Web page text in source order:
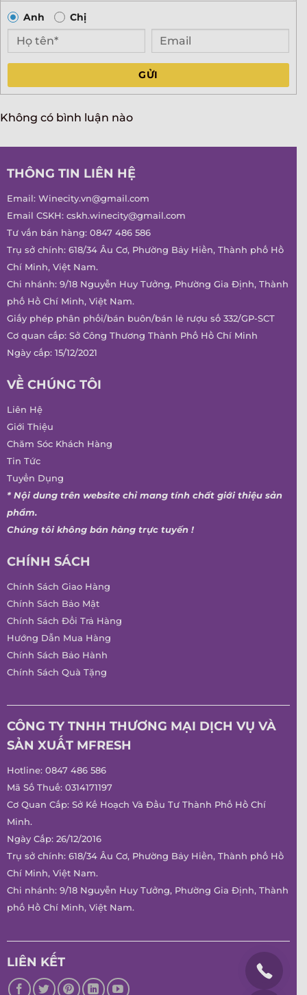
Anh Chị
GỬI
Không có bình luận nào
THÔNG TIN LIÊN HỆ
Email: Winecity.vn@gmail.com
Email CSKH: cskh.winecity@gmail.com
Tư vấn bán hàng: 0847 486 586
Trụ sở chính: 618/34 Âu Cơ, Phường Bảy Hiền, Thành phố Hồ
Chí Minh, Việt Nam.
Chi nhánh: 9/18 Nguyễn Huy Tưởng, Phường Gia Định, Thành
phố Hồ Chí Minh, Việt Nam.
Giấy phép phân phối/bán buôn/bán lẻ rượu số 332/GP-SCT
Cơ quan cấp: Sở Công Thương Thành Phố Hồ Chí Minh
Ngày cấp: 15/12/2021
VỀ CHÚNG TÔI
Liên Hệ
Giới Thiệu
Chăm Sóc Khách Hàng
Tin Tức
Tuyển Dụng
* Nội dung trên website chỉ mang tính chất giới thiệu sản
phẩm.
Chúng tôi không bán hàng trực tuyến !
CHÍNH SÁCH
Chính Sách Giao Hàng
Chính Sách Bảo Mật
Chính Sách Đổi Trả Hàng
Hướng Dẫn Mua Hàng
Chính Sách Bảo Hành
Chính Sách Quà Tặng
CÔNG TY TNHH THƯƠNG MẠI DỊCH VỤ VÀ
SẢN XUẤT MFRESH
Hotline: 0847 486 586
Mã Số Thuế: 0314171197
Cơ Quan Cấp: Sở Kế Hoạch Và Đầu Tư Thành Phố Hồ Chí
Minh.
Ngày Cấp: 26/12/2016
Trụ sở chính: 618/34 Âu Cơ, Phường Bảy Hiền, Thành phố Hồ
Chí Minh, Việt Nam.
Chi nhánh: 9/18 Nguyễn Huy Tưởng, Phường Gia Định, Thành
phố Hồ Chí Minh, Việt Nam.
LIÊN KẾT